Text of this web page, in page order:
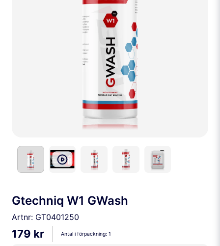
Gtechniq W1 GWash
Artnr: GT0401250
179 kr Antal i förpackning: 1